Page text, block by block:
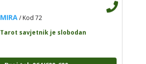
MIRA / Kod 72
Tarot savjetnik je slobodan
Broj tel: 064/600-600